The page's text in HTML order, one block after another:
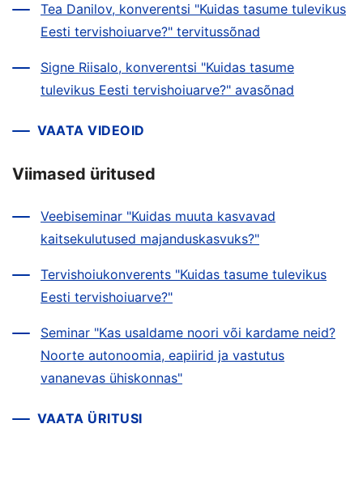
Tea Danilov, konverentsi "Kuidas tasume tulevikus
Eesti tervishoiuarve?" tervitussõnad
Signe Riisalo, konverentsi "Kuidas tasume
tulevikus Eesti tervishoiuarve?" avasõnad
VAATA VIDEOID
Viimased üritused
Veebiseminar "Kuidas muuta kasvavad
kaitsekulutused majanduskasvuks?"
Tervishoiukonverents "Kuidas tasume tulevikus
Eesti tervishoiuarve?"
Seminar "Kas usaldame noori või kardame neid?
Noorte autonoomia, eapiirid ja vastutus
vananevas ühiskonnas"
VAATA ÜRITUSI